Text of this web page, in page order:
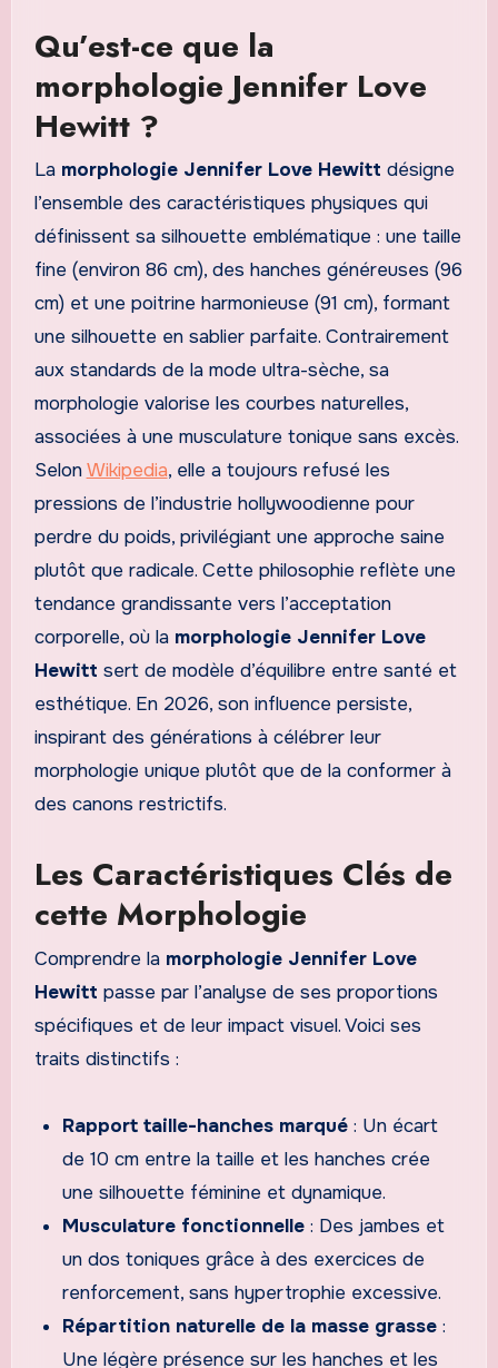
Qu’est-ce que la
morphologie Jennifer Love
Hewitt ?
La morphologie Jennifer Love Hewitt désigne
l’ensemble des caractéristiques physiques qui
définissent sa silhouette emblématique : une taille
fine (environ 86 cm), des hanches généreuses (96
cm) et une poitrine harmonieuse (91 cm), formant
une silhouette en sablier parfaite. Contrairement
aux standards de la mode ultra-sèche, sa
morphologie valorise les courbes naturelles,
associées à une musculature tonique sans excès.
SelonWikipedia, elle a toujours refusé les
pressions de l’industrie hollywoodienne pour
perdre du poids, privilégiant une approche saine
plutôt que radicale. Cette philosophie reflète une
tendance grandissante vers l’acceptation
corporelle, où la morphologie Jennifer Love
Hewitt sert de modèle d’équilibre entre santé et
esthétique. En 2026, son influence persiste,
inspirant des générations à célébrer leur
morphologie unique plutôt que de la conformer à
des canons restrictifs.
Les Caractéristiques Clés de
cette Morphologie
Comprendre la morphologie Jennifer Love
Hewitt passe par l’analyse de ses proportions
spécifiques et de leur impact visuel. Voici ses
traits distinctifs :
Rapport taille-hanches marqué : Un écart
de 10 cm entre la taille et les hanches crée
une silhouette féminine et dynamique.
Musculature fonctionnelle : Des jambes et
un dos toniques grâce à des exercices de
renforcement, sans hypertrophie excessive.
Répartition naturelle de la masse grasse :
Une légère présence sur les hanches et les